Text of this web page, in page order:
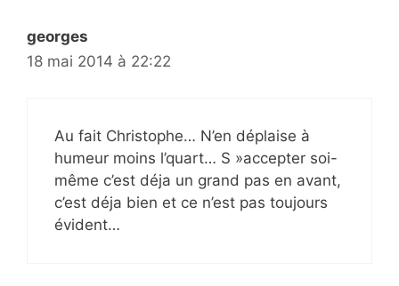
georges
18 mai 2014 à 22:22
Au fait Christophe… N’en déplaise à
humeur moins l’quart… S »accepter soi-
même c’est déja un grand pas en avant,
c’est déja bien et ce n’est pas toujours
évident…